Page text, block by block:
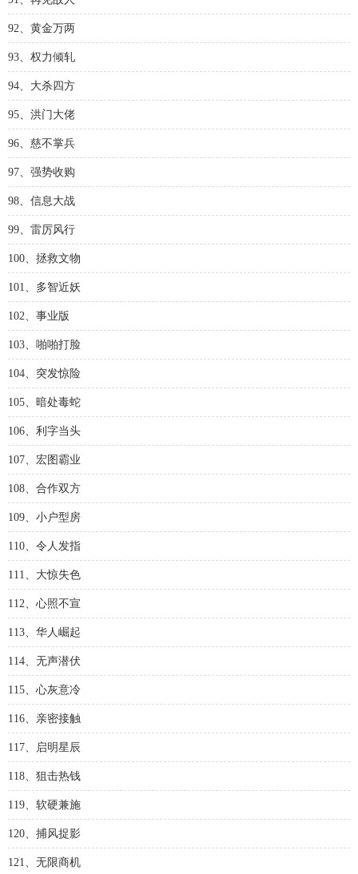
92、黄金万两
93、权力倾轧
94、大杀四方
95、洪门大佬
96、慈不掌兵
97、强势收购
98、信息大战
99、雷厉风行
100、拯救文物
101、多智近妖
102、事业版
103、啪啪打脸
104、突发惊险
105、暗处毒蛇
106、利字当头
107、宏图霸业
108、合作双方
109、小户型房
110、令人发指
111、大惊失色
112、心照不宣
113、华人崛起
114、无声潜伏
115、心灰意冷
116、亲密接触
117、启明星辰
118、狙击热钱
119、软硬兼施
120、捕风捉影
121、无限商机